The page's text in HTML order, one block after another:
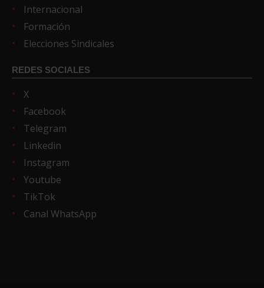
Internacional
Formación
Elecciones Sindicales
REDES SOCIALES
X
Facebook
Telegram
Linkedin
Instagram
Youtube
TikTok
Canal WhatsApp